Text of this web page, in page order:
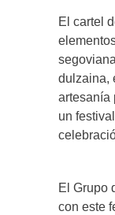
El cartel
dulzaina,
artesanía
un
El Grupo
con este